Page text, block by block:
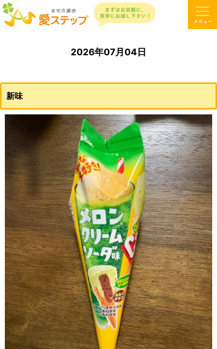
2026年07月04日
新味